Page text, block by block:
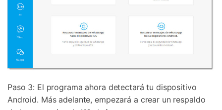
Paso 3: El programa ahora detectará tu dispositivo
Android. Más adelante, empezará a crear un respaldo